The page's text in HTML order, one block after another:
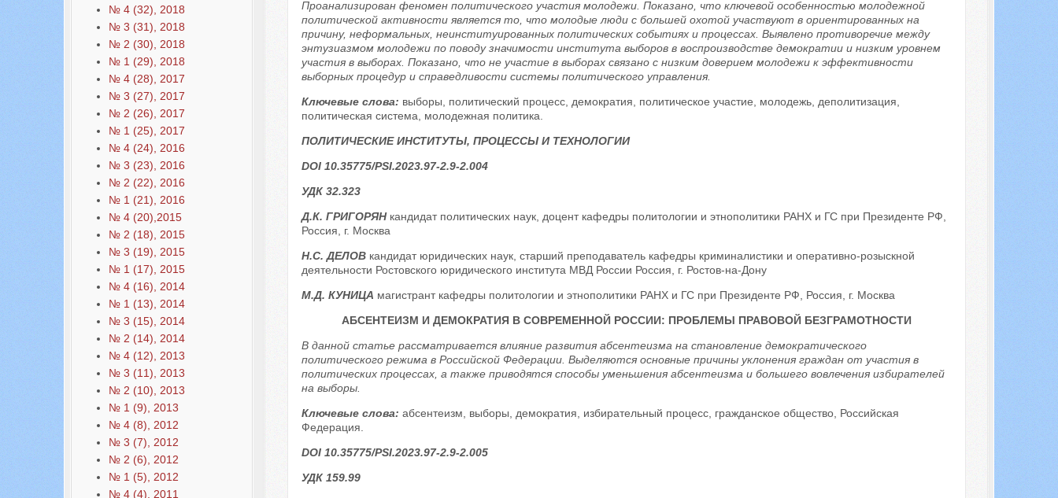
№ 4 (32), 2018
№ 3 (31), 2018
№ 2 (30), 2018
№ 1 (29), 2018
№ 4 (28), 2017
№ 3 (27), 2017
№ 2 (26), 2017
№ 1 (25), 2017
№ 4 (24), 2016
№ 3 (23), 2016
№ 2 (22), 2016
№ 1 (21), 2016
№ 4 (20),2015
№ 2 (18), 2015
№ 3 (19), 2015
№ 1 (17), 2015
№ 4 (16), 2014
№ 1 (13), 2014
№ 3 (15), 2014
№ 2 (14), 2014
№ 4 (12), 2013
№ 3 (11), 2013
№ 2 (10), 2013
№ 1 (9), 2013
№ 4 (8), 2012
№ 3 (7), 2012
№ 2 (6), 2012
№ 1 (5), 2012
№ 4 (4), 2011
Проанализирован феномен политического участия молодежи. Показано, что ключевой особенностью молодежной
политической активности является то, что молодые люди с большей охотой участвуют в ориентированных на
причину, неформальных, неинституированных политических событиях и процессах. Выявлено противоречие между
энтузиазмом молодежи по поводу значимости института выборов в воспроизводстве демократии и низким уровнем
участия в выборах. Показано, что не участие в выборах связано с низким доверием молодежи к эффективности
выборных процедур и справедливости системы политического управления.
Ключевые слова: выборы, политический процесс, демократия, политическое участие, молодежь, деполитизация,
политическая система, молодежная политика.
ПОЛИТИЧЕСКИЕ ИНСТИТУТЫ, ПРОЦЕССЫ И ТЕХНОЛОГИИ
DOI 10.35775/PSI.2023.97-2.9-2.004
УДК 32.323
Д.К. ГРИГОРЯНкандидат политических наук, доцент кафедры политологии и этнополитики РАНХ и ГС при Президенте РФ,
Россия, г. Москва
Н.С. ДЕЛОВкандидат юридических наук, старший преподаватель кафедры криминалистики и оперативно-розыскной
деятельности Ростовского юридического института МВД России Россия, г. Ростов-на-Дону
М.Д. КУНИЦА магистрант кафедры политологии и этнополитики РАНХ и ГС при Президенте РФ, Россия, г. Москва
АБСЕНТЕИЗМ И ДЕМОКРАТИЯ В СОВРЕМЕННОЙ РОССИИ: ПРОБЛЕМЫ ПРАВОВОЙ БЕЗГРАМОТНОСТИ
В данной статье рассматривается влияние развития абсентеизма на становление демократического
политического режима в Российской Федерации. Выделяются основные причины уклонения граждан от участия в
политических процессах, а также приводятся способы уменьшения абсентеизма и большего вовлечения избирателей
на выборы.
Ключевые слова: абсентеизм, выборы, демократия, избирательный процесс, гражданское общество, Российская
Федерация.
DOI 10.35775/PSI.2023.97-2.9-2.005
УДК 159.99